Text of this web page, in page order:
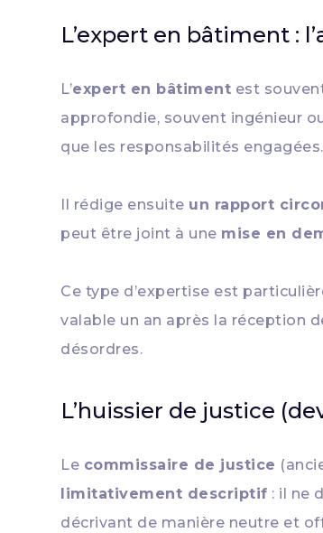
L’expert en bâtiment :
L’expert en bâtiment est
approfondie, souvent ingénieur
que les responsabilités engagées.
Il rédige ensuite un rapport
peut être joint à une mise en
Ce type d’expertise est
valable un an après la réception
désordres.
L’huissier de justice
Le commissaire de justice
limitativement descriptif : il ne
décrivant de manière neutre et